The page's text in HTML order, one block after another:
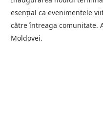
esențial ca evenimentele
către întreaga comunitate.
Moldovei.